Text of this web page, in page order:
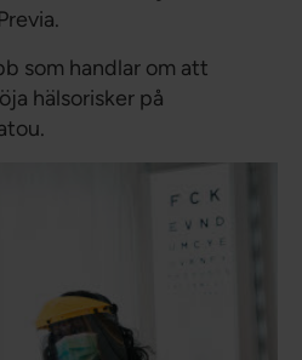
som handlar om att
hälsorisker på